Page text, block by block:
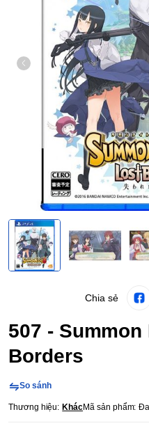
Chia sẻ
507 -
Borders
So sánh
Thương hiệu: KhácMã sản phẩm: